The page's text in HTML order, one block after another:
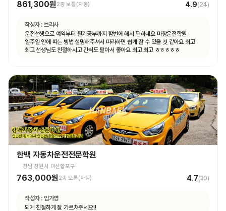
861,300원2종 보통(자동) 4.9(24)
작성자 : 브리사
운전선생으로 예약부터 필기공부까지 함번에 해서 편하네요 마창운전학원
일주일 안에 따는 빙법 설명해주셔서 따라하면 쉽게 딸 수 있을 것 같아요 최고
최고 선생님도 친절하시고 간식도 팔아서 좋아요 최고 최고 ㅎㅎㅎㅎㅎ
한백 자동차운전전문학원
경남 창원시 마산합포구
763,000원2종 보통(자동) 4.7(30)
작성자 : 임가영
되게 친절하게 잘 가르쳐주세요!!